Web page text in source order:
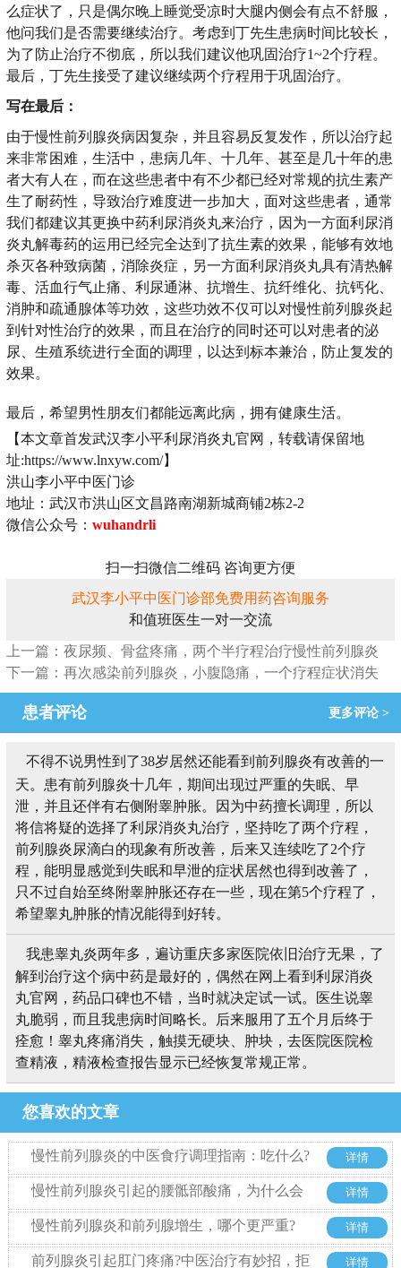
么症状了，只是偶尔晚上睡觉受凉时大腿内侧会有点不舒服，
他问我们是否需要继续治疗。考虑到丁先生患病时间比较长，
为了防止治疗不彻底，所以我们建议他巩固治疗1~2个疗程。
最后，丁先生接受了建议继续两个疗程用于巩固治疗。
写在最后：
由于慢性前列腺炎病因复杂，并且容易反复发作，所以治疗起
来非常困难，生活中，患病几年、十几年、甚至是几十年的患
者大有人在，而在这些患者中有不少都已经对常规的抗生素产
生了耐药性，导致治疗难度进一步加大，面对这些患者，通常
我们都建议其更换中药利尿消炎丸来治疗，因为一方面利尿消
炎丸解毒药的运用已经完全达到了抗生素的效果，能够有效地
杀灭各种致病菌，消除炎症，另一方面利尿消炎丸具有清热解
毒、活血行气止痛、利尿通淋、抗增生、抗纤维化、抗钙化、
消肿和疏通腺体等功效，这些功效不仅可以对慢性前列腺炎起
到针对性治疗的效果，而且在治疗的同时还可以对患者的泌
尿、生殖系统进行全面的调理，以达到标本兼治，防止复发的
效果。
最后，希望男性朋友们都能远离此病，拥有健康生活。
【本文章首发武汉李小平利尿消炎丸官网，转载请保留地
址:https://www.lnxyw.com/】
洪山李小平中医门诊
地址：武汉市洪山区文昌路南湖新城商铺2栋2-2
微信公众号： wuhandrli
扫一扫微信二维码 咨询更方便
武汉李小平中医门诊部免费用药咨询服务
和值班医生一对一交流
上一篇：夜尿频、骨盆疼痛，两个半疗程治疗慢性前列腺炎
下一篇：再次感染前列腺炎，小腹隐痛，一个疗程症状消失
患者评论 更多评论 >
不得不说男性到了38岁居然还能看到前列腺炎有改善的一
天。患有前列腺炎十几年，期间出现过严重的失眠、早
泄，并且还伴有右侧附睾肿胀。因为中药擅长调理，所以
将信将疑的选择了利尿消炎丸治疗，坚持吃了两个疗程，
前列腺炎尿滴白的现象有所改善，后来又连续吃了2个疗
程，能明显感觉到失眠和早泄的症状居然也得到改善了，
只不过自始至终附睾肿胀还存在一些，现在第5个疗程了，
希望睾丸肿胀的情况能得到好转。
我患睾丸炎两年多，遍访重庆多家医院依旧治疗无果，了
解到治疗这个病中药是最好的，偶然在网上看到利尿消炎
丸官网，药品口碑也不错，当时就决定试一试。医生说睾
丸脆弱，而且我患病时间略长。后来服用了五个月后终于
痊愈！睾丸疼痛消失，触摸无硬块、肿块，去医院医院检
查精液，精液检查报告显示已经恢复常规正常。
您喜欢的文章
慢性前列腺炎的中医食疗调理指南：吃什么?
忌什么?
详情
慢性前列腺炎引起的腰骶部酸痛，为什么会
被误诊为腰椎病多年?
详情
慢性前列腺炎和前列腺增生，哪个更严重? 详情
前列腺炎引起肛门疼痛?中医治疗有妙招，拒 详情